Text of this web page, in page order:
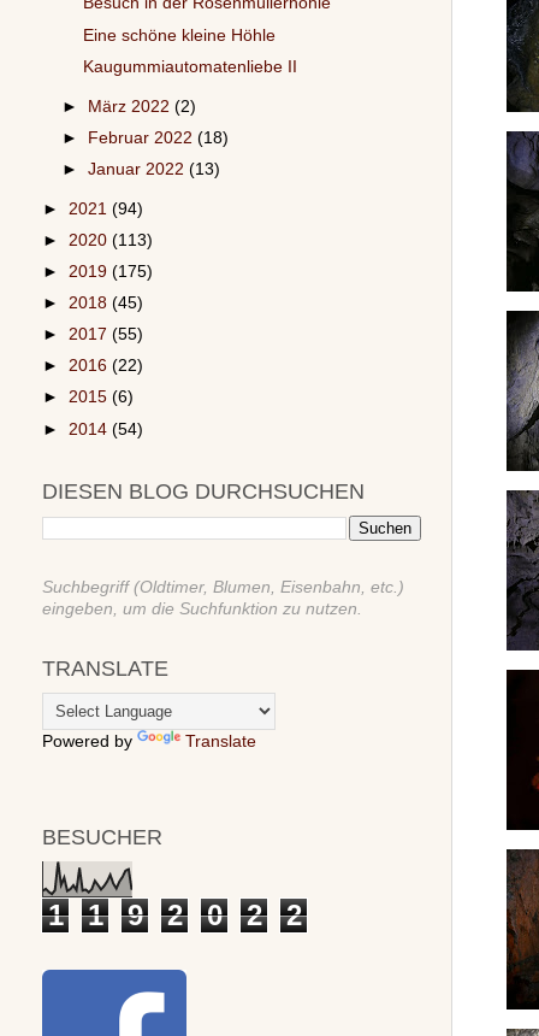
Eine schöne kleine Höhle
Kaugummiautomatenliebe II
► März 2022(2)
► Februar 2022(18)
►Januar 2022(13)
► 2021 (94)
► 2020 (113)
► 2019 (175)
► 2018 (45)
► 2017 (55)
► 2016 (22)
► 2015 (6)
► 2014 (54)
DIESEN BLOG DURCHSUCHEN
Suchbegriff (Oldtimer, Blumen, Eisenbahn, etc.)
eingeben, um die Suchfunktion zu nutzen.
TRANSLATE
Powered by Translate
BESUCHER
1 1 9 2 0 2 2